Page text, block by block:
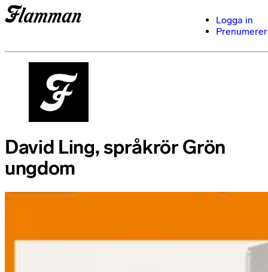
Logga in
David Ling, språkrör Grön
ungdom